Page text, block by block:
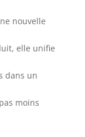
nouvelle
elle unifie
dans un
moins